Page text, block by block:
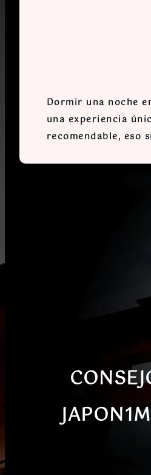
Dormir una noche
una experiencia
recomendable, eso